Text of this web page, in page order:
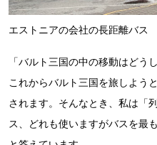
エストニアの会社の長距離バス
「バルト三国の中の移動はどう
これからバルト三国を旅しよう
されます。そんなとき、私は「
ス、どれも使いますがバスを最